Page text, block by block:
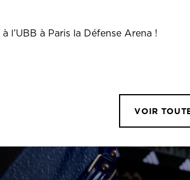
l’UBB à Paris la Défense Arena !
VOIR